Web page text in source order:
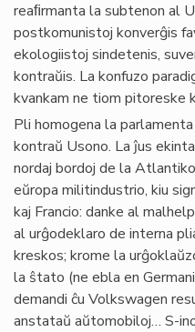
reaﬁrmanta la subtenon al
postkomunistoj konverĝis
ekologiistoj sindetenis,
kontraŭis. La konfuzo
kvankam ne tiom pitoreske
Pli homogena la
kontraŭ Usono. La ĵus
nordaj bordoj de la
eŭropa militindustrio, kiu
kaj Francio: danke al
al urĝodeklaro de interna
kreskos; krome la
la ŝtato (ne ebla en
demandi ĉu Volkswagen
anstataŭ aŭtomobiloj… S-